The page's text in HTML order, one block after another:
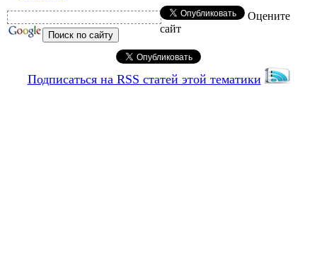
Оцените
сайт
Подписаться на RSS статей этой тематики